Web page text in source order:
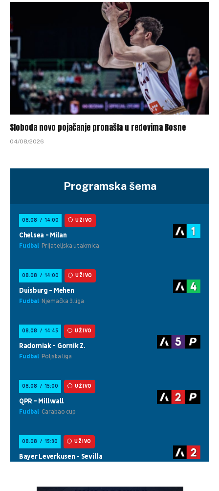
Sloboda novo pojačanje pronašla u redovima Bosne
04/08/2026
Programska šema